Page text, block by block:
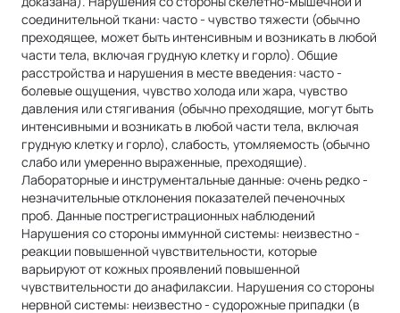
соединительной ткани: часто - чувство тяжести (обычно
преходящее, может быть интенсивным и возникать в любой
части тела, включая грудную клетку и горло). Общие
расстройства и нарушения в месте введения: часто -
болевые ощущения, чувство холода или жара, чувство
давления или стягивания (обычно преходящие, могут быть
интенсивными и возникать в любой части тела, включая
грудную клетку и горло), слабость, утомляемость (обычно
слабо или умеренно выраженные, преходящие).
Лабораторные и инструментальные данные: очень редко -
незначительные отклонения показателей печеночных
проб. Данные пострегистрационных наблюдений
Нарушения со стороны иммунной системы: неизвестно -
реакции повышенной чувствительности, которые
варьируют от кожных проявлений повышенной
чувствительности до анафилаксии. Нарушения со стороны
нервной системы: неизвестно - судорожные припадки (в